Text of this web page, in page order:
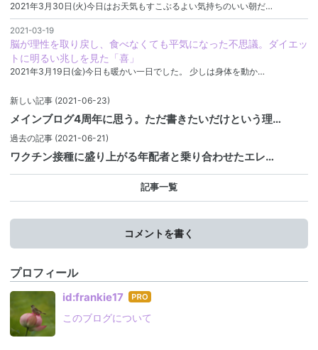
2021年3月30日(火)今日はお天気もすこぶるよい気持ちのいい朝だ…
2021-03-19
脳が理性を取り戻し、食べなくても平気になった不思議。ダイエッ
トに明るい兆しを見た「喜」
2021年3月19日(金)今日も暖かい一日でした。 少しは身体を動か…
新しい記事 (2021-06-23)
メインブログ4周年に思う。ただ書きたいだけという理…
過去の記事 (2021-06-21)
ワクチン接種に盛り上がる年配者と乗り合わせたエレ…
記事一覧
コメントを書く
プロフィール
id:frankie17 はて
ログ
このブログについて